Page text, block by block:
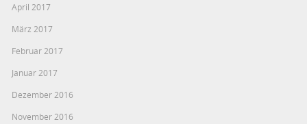
April 2017
März 2017
Februar 2017
Januar 2017
Dezember 2016
November 2016